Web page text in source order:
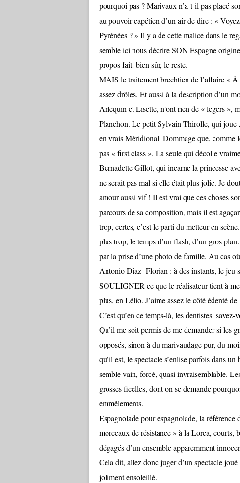
pourquoi pas ? Marivaux n’a-t-il pas placé
au pouvoir capétien d’un air de dire : «
Pyrénées ? » Il y a de cette malice dans le
semble ici nous décrire SON Espagne
propos fait, bien sûr, le reste.
MAIS le traitement brechtien de l’affaire «
assez drôles. Et aussi à la description d’un
Arlequin et Lisette, n’ont rien de « légers »,
Planchon. Le petit Sylvain Thirolle, qui joue
en vrais Méridional. Dommage que, comme
pas « first class ». La seule qui décolle
Bernadette Gillot, qui incarne la princesse
ne serait pas mal si elle était plus jolie. Je
amour aussi vif ! Il est vrai que ces choses
parcours de sa composition, mais il est
trop, certes, c’est le parti du metteur en
plus trop, le temps d’un flash, d’un gros
par la prise d’une photo de famille. Au cas
Antonio Diaz Florian : à des instants, le jeu
SOULIGNER ce que le réalisateur tient à
plus, en Lélio. J’aime assez le côté édenté
C’est qu’en ce temps-là, les dentistes, savez-
Qu’il me soit permis de me demander si les
opposés, sinon à du marivaudage pur, du
qu’il est, le spectacle s’enlise parfois dans
semble vain, forcé, quasi invraisemblable.
grosses ficelles, dont on se demande
emmêlements.
Espagnolade pour espagnolade, la référence
morceaux de résistance » à la Lorca, courts,
dégagés d’un ensemble apparemment
Cela dit, allez donc juger d’un spectacle
joliment ensoleillé.